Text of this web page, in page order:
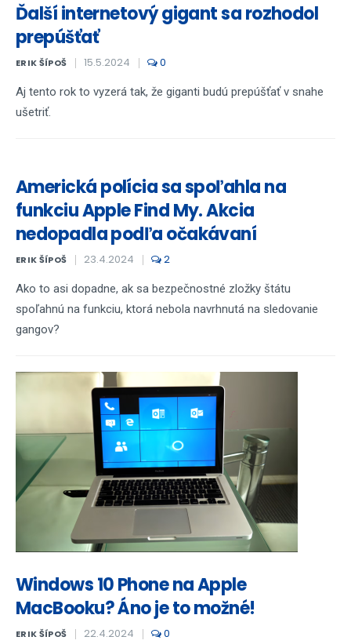
Ďalší internetový gigant sa rozhodol
prepúšťať
ERIK ŠÍPOŠ 15.5.2024 0
Aj tento rok to vyzerá tak, že giganti budú prepúšťať v snahe
ušetriť.
Americká polícia sa spoľahla na
funkciu Apple Find My. Akcia
nedopadla podľa očakávaní
ERIK ŠÍPOŠ 23.4.2024 2
Ako to asi dopadne, ak sa bezpečnostné zložky štátu
spoľahnú na funkciu, ktorá nebola navrhnutá na sledovanie
gangov?
Windows 10 Phone na Apple
MacBooku? Áno je to možné!
ERIK ŠÍPOŠ 22.4.2024 0